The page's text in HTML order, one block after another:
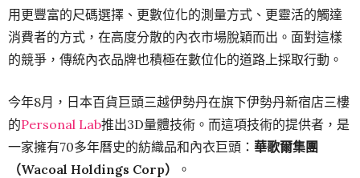
用更豐富的尺碼選擇、更數位化的測量方式、更靈活的觸達
消費者的方式，在高度分散的內衣市場脫穎而出。面對這樣
的競爭，傳統內衣品牌也積極在數位化的道路上採取行動。
今年8月，日本百貨巨頭三越伊勢丹在旗下伊勢丹新宿店三樓
的Personal Lab推出3D量體技術。而這項技術的提供者，是
一家擁有70多年曆史的紡織品和內衣巨頭： 華歌爾集團
（Wacoal Holdings Corp）
。